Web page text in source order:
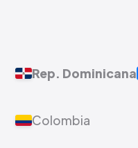
Rep. Dominicana
Colombia